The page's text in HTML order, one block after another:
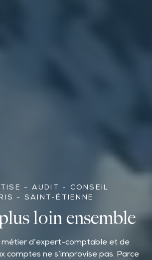
- AUDIT - CONSEIL
- SAINT-ÉTIENNE
loin ensemble
métier d’expert-comptable et de
comptes ne s’improvise pas. Parce